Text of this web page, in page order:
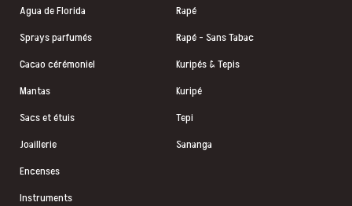
Agua de Florida
Sprays parfumés
Cacao cérémoniel
Mantas
Sacs et étuis
Joaillerie
Encenses
Instruments
Rapé
Rapé - Sans Tabac
Kuripés & Tepis
Kuripé
Tepi
Sananga